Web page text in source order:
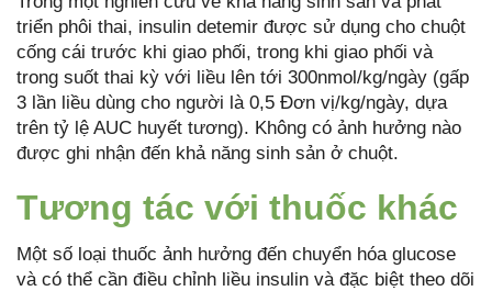
triển phôi thai, insulin detemir được sử dụng cho chuột
cống cái trước khi giao phối, trong khi giao phối và
trong suốt thai kỳ với liều lên tới 300nmol/kg/ngày (gấp
3 lần liều dùng cho người là 0,5 Đơn vị/kg/ngày, dựa
trên tỷ lệ AUC huyết tương). Không có ảnh hưởng nào
được ghi nhận đến khả năng sinh sản ở chuột.
Tương tác với thuốc khác
Một số loại thuốc ảnh hưởng đến chuyển hóa glucose
và có thể cần điều chỉnh liều insulin và đặc biệt theo dõi